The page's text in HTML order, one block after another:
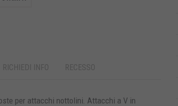
RICHIEDI INFO RECESSO
per attacchi nottolini. Attacchi a V in